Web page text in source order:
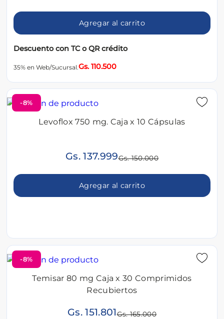
Agregar al carrito
Descuento con TC o QR crédito
35% en Web/Sucursal.Gs. 110.500
-8%
Levoflox 750 mg. Caja x 10 Cápsulas
Gs. 137.999Gs. 150.000
Agregar al carrito
-8%
Temisar 80 mg Caja x 30 Comprimidos
Recubiertos
Gs. 151.801Gs. 165.000